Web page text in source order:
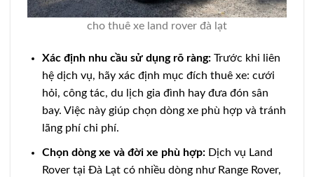
cho thuê xe land rover đà lạt
Xác định nhu cầu sử dụng rõ ràng:Trước khi liên
hệ dịch vụ, hãy xác định mục đích thuê xe: cưới
hỏi, công tác, du lịch gia đình hay đưa đón sân
bay. Việc này giúp chọn dòng xe phù hợp và tránh
lãng phí chi phí.
Chọn dòng xe và đời xe phù hợp:Dịch vụ Land
Rover tại Đà Lạt có nhiều dòng như Range Rover,